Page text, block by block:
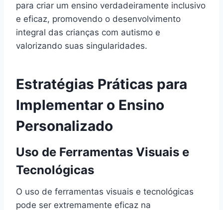
para criar um ensino verdadeiramente inclusivo
e eficaz, promovendo o desenvolvimento
integral das crianças com autismo e
valorizando suas singularidades.
Estratégias Práticas para
Implementar o Ensino
Personalizado
Uso de Ferramentas Visuais e
Tecnológicas
O uso de ferramentas visuais e tecnológicas
pode ser extremamente eficaz na